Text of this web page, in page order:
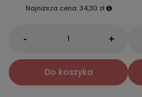
Najniższa cena: 34,30 zł
- +
Do koszyka